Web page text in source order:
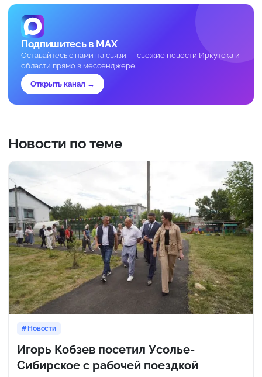
Подпишитесь в MAX
Оставайтесь с нами на связи — свежие новости Иркутска и
области прямо в мессенджере.
Открыть канал →
Новости по теме
Новости
Игорь Кобзев посетил Усолье-
Сибирское с рабочей поездкой